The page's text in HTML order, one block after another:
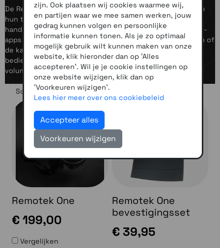
De Remotek One maakt het voor motorrijders mogelijk om
hun telefoon veilig en eenvoudig te bedienen, zelfs met
handschoenen aan. Met de zes knoppen kun je navigatie-
apps bedienen via Bluetooth, bijvoorbeeld om te zoomen of
de kaart te verschuiven. Daarnaast biedt het apparaat
bediening van muziekfuncties zoals nummerkeuze en
volume.
Sorteer op
Remotek One
€ 199,00
Vergelijken
Remotek One
bevestigingsset
€ 39,95
zijn. Ook plaatsen wij cookies waarmee wij,
en partijen waar we mee samen werken, jouw
gedrag kunnen volgen en persoonlijke
informatie kunnen tonen. Als je zo optimaal
mogelijk gebruik wilt kunnen maken van onze
website, klik hieronder dan op 'Alles
accepteren'. Wil je je cookie instellingen op
onze website wijzigen, klik dan op
'Voorkeuren wijzigen'.
Lees hier meer over ons cookiebeleid
Accepteer alles
Voorkeuren wijzigen